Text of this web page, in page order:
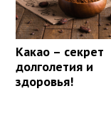
Какао – секрет
долголетия и
здоровья!